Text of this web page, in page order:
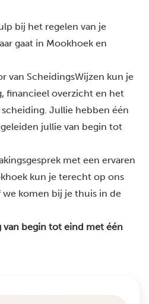
bij het regelen van je
gaat in Mookhoek en
van ScheidingsWijzen kun je
financieel overzicht en het
Jullie hebben één
jullie van begin tot
met een ervaren
kun je terecht op ons
komen bij je thuis in de
van begin tot eind met één